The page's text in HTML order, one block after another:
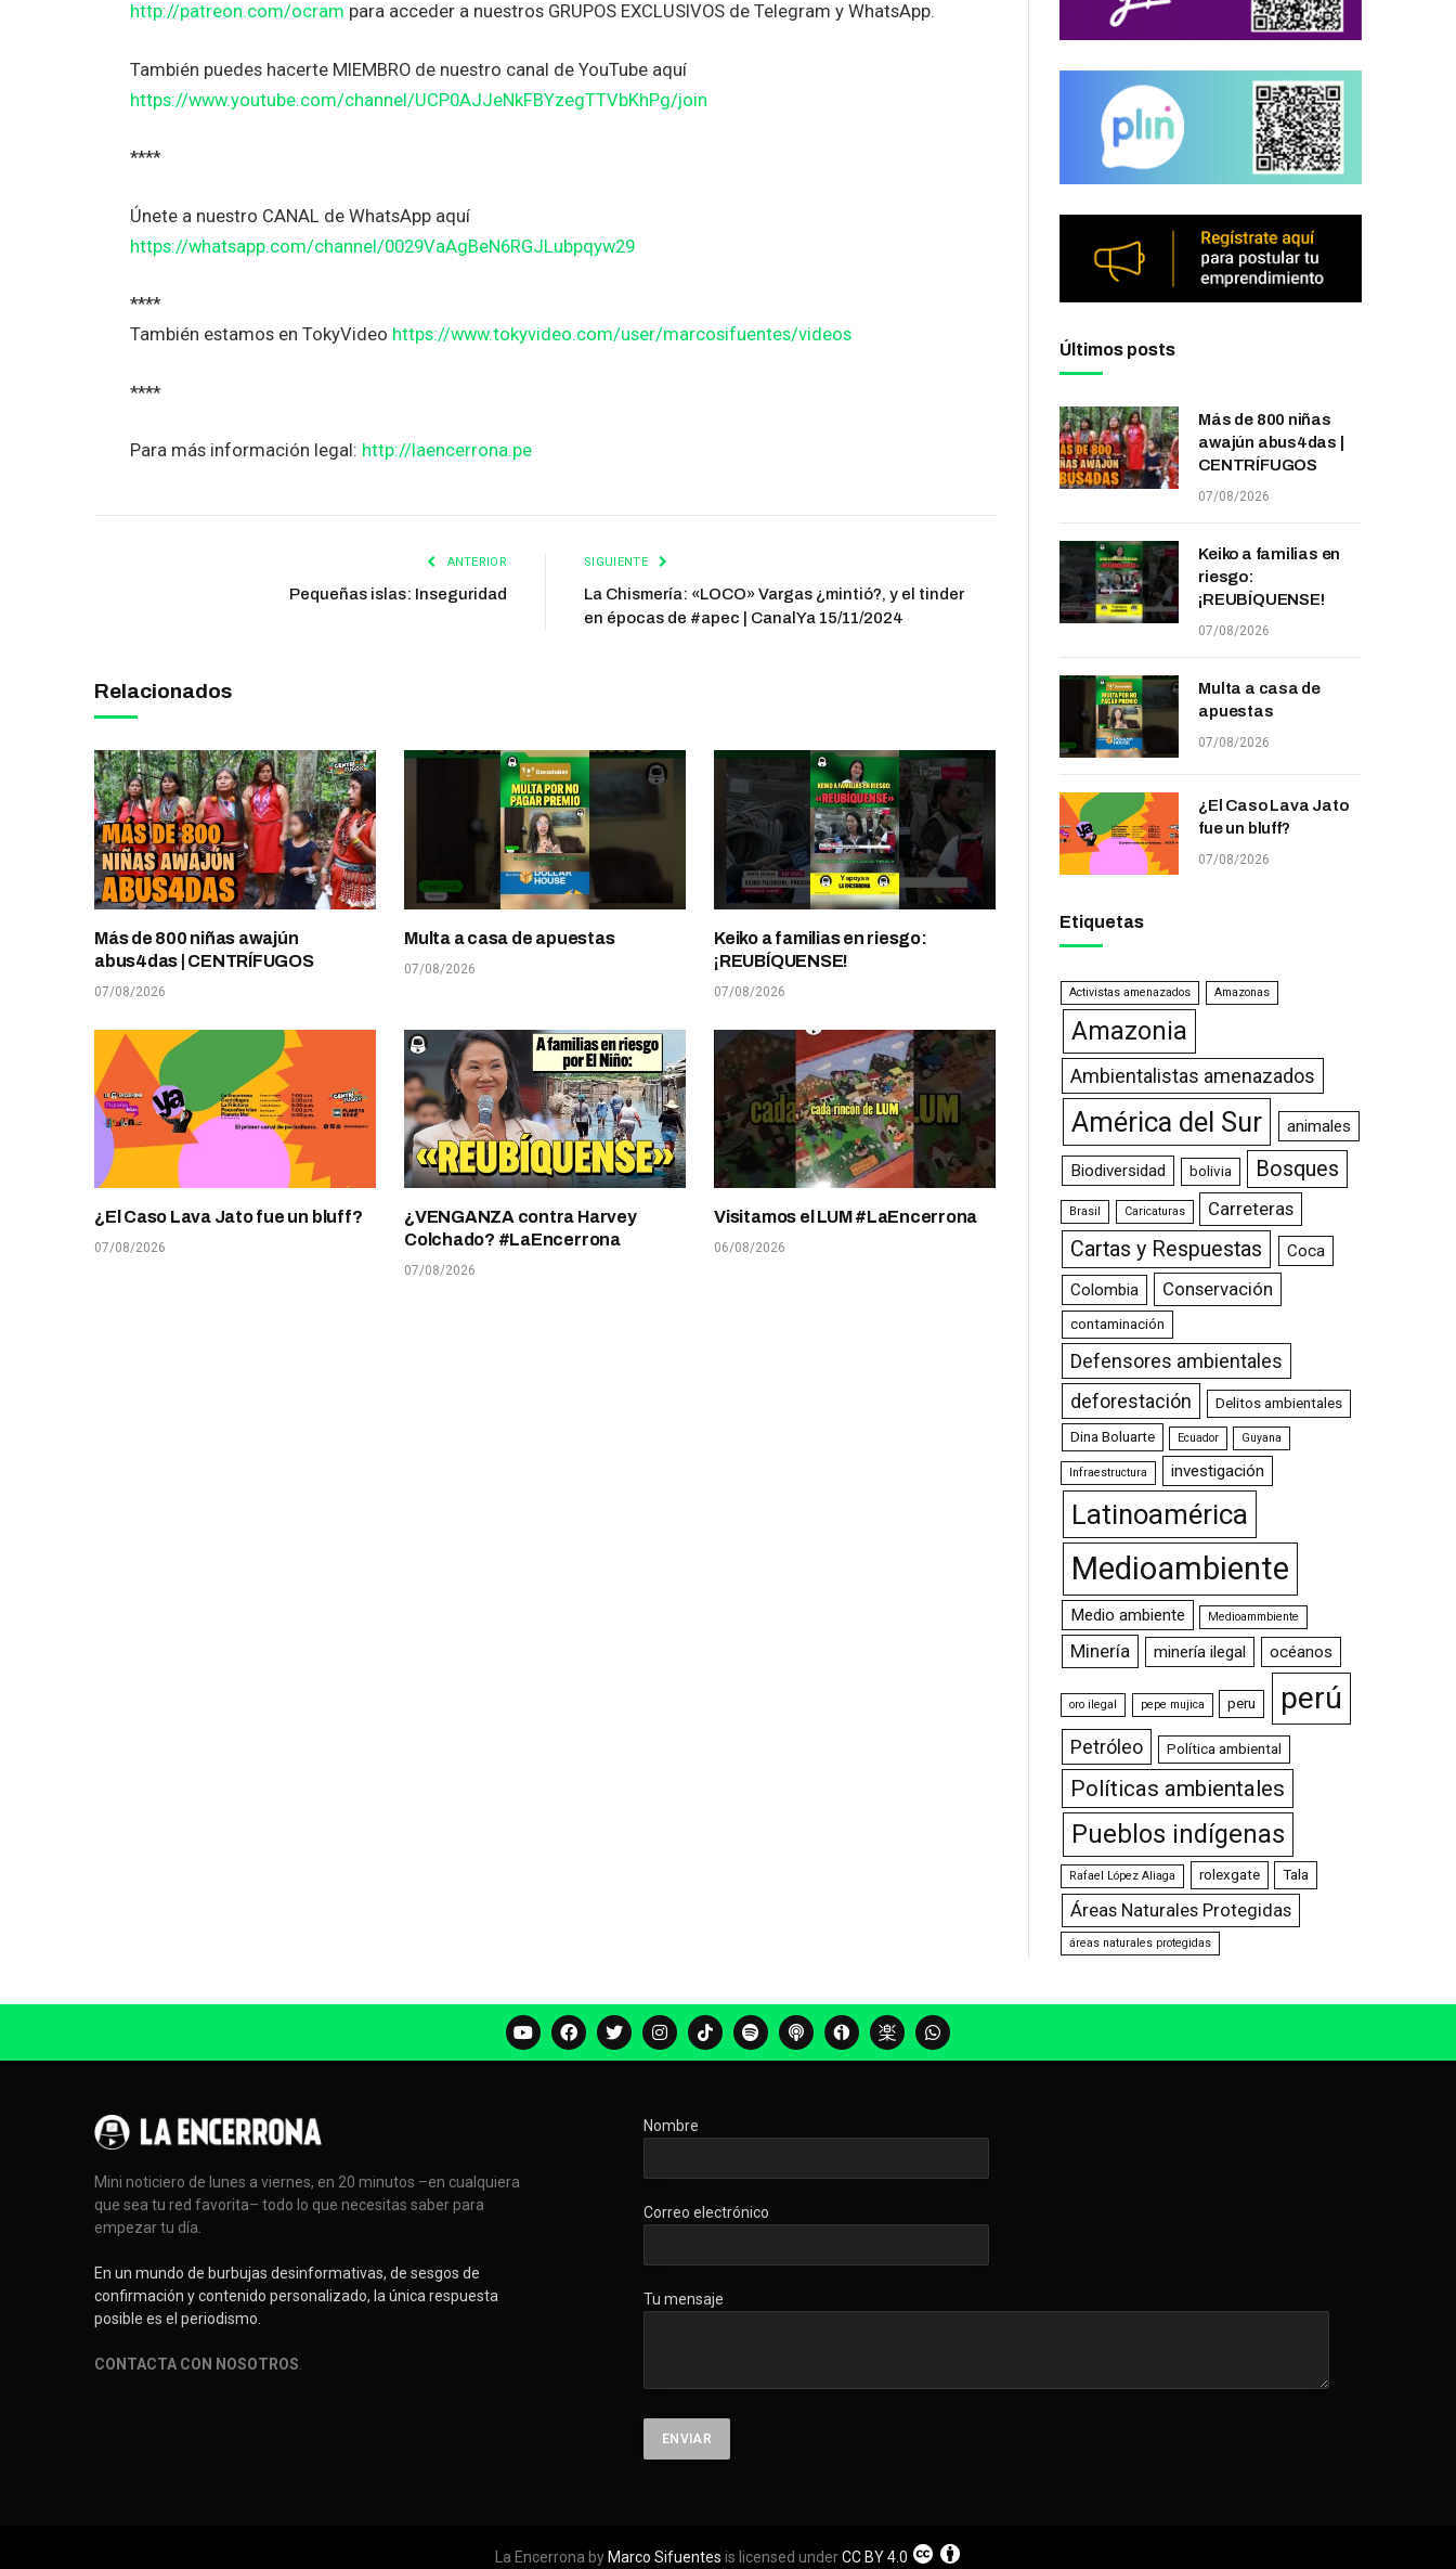
http://patreon.com/ocram para acceder a nuestros GRUPOS EXCLUSIVOS de Telegram y WhatsApp.
También puedes hacerte MIEMBRO de nuestro canal de YouTube aquí
https://www.youtube.com/channel/UCP0AJJeNkFBYzegTTVbKhPg/join
****
Únete a nuestro CANAL de WhatsApp aquí
https://whatsapp.com/channel/0029VaAgBeN6RGJLubpqyw29
****
También estamos en TokyVideo https://www.tokyvideo.com/user/marcosifuentes/videos
****
Para más información legal: http://laencerrona.pe
ANTERIOR
Pequeñas islas: Inseguridad
SIGUIENTE
La Chismería: «LOCO» Vargas ¿mintió?, y el tinder
en épocas de #apec | CanalYa 15/11/2024
Relacionados
Más de 800 niñas awajún
abus4das | CENTRÍFUGOS
07/08/2026
Multa a casa de apuestas
07/08/2026
Keiko a familias en riesgo:
¡REUBÍQUENSE!
07/08/2026
¿El Caso Lava Jato fue un bluff?
07/08/2026
¿VENGANZA contra Harvey
Colchado? #LaEncerrona
07/08/2026
Visitamos el LUM #LaEncerrona
06/08/2026
Últimos posts
Más de 800 niñas
awajún abus4das |
CENTRÍFUGOS
07/08/2026
Keiko a familias en
riesgo:
¡REUBÍQUENSE!
07/08/2026
Multa a casa de
apuestas
07/08/2026
¿El Caso Lava Jato
fue un bluff?
07/08/2026
Etiquetas
Activistas amenazados Amazonas
Amazonia
Ambientalistas amenazados
América del Sur animales
Biodiversidad bolivia Bosques
Brasil Caricaturas Carreteras
Cartas y Respuestas
Coca
Colombia
Conservación
contaminación
Defensores ambientales
deforestación
Delitos ambientales
Dina Boluarte Ecuador Guyana
Infraestructura investigación
Latinoamérica
Medioambiente
Medio ambiente Medioammbiente
Minería minería ilegal océanos
oro ilegal pepe mujica peru perú
Petróleo Política ambiental
Políticas ambientales
Pueblos indígenas
Rafael López Aliaga rolexgate Tala
Áreas Naturales Protegidas
áreas naturales protegidas
Mini noticiero de lunes a viernes, en 20 minutos –en cualquiera
que sea tu red favorita– todo lo que necesitas saber para
empezar tu día.
En un mundo de burbujas desinformativas, de sesgos de
confirmación y contenido personalizado, la única respuesta
posible es el periodismo.
CONTACTA CON NOSOTROS
Nombre
Correo electrónico
Tu mensaje
La Encerrona by Marco Sifuentes is licensed underCC BY 4.0